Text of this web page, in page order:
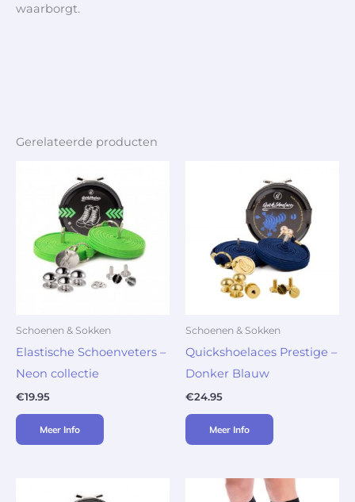
waarborgt.
Gerelateerde producten
Schoenen & Sokken
Elastische Schoenveters –
Neon collectie
€19.95
Meer Info
Schoenen & Sokken
Quickshoelaces Prestige –
Donker Blauw
€24.95
Meer Info